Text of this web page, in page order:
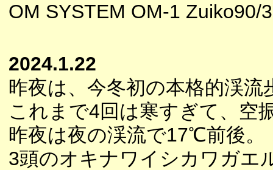
OM SYSTEM OM-1 Zuiko90/
2024.1.22
昨夜は、今冬初の本格的渓流
これまで4回は寒すぎて、空
昨夜は夜の渓流で17℃前後。
3頭のオキナワイシカワガエ